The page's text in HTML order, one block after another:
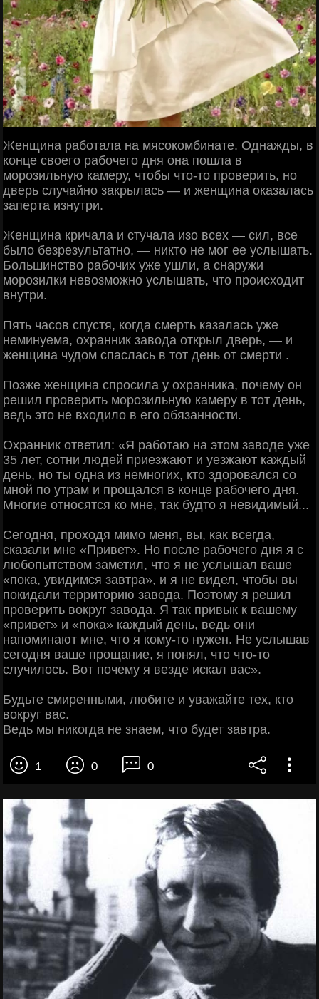
Женщина работала на мясокомбинате. Однажды, в
конце своего рабочего дня она пошла в
морозильную камеру, чтобы что-то проверить, но
дверь случайно закрылась — и женщина оказалась
заперта изнутри.
Женщина кричала и стучала изо всех — сил, все
было безрезультатно, — никто не мог ее услышать.
Большинство рабочих уже ушли, а снаружи
морозилки невозможно услышать, что происходит
внутри.
Пять часов спустя, когда смерть казалась уже
неминуема, охранник завода открыл дверь, — и
женщина чудом спаслась в тот день от смерти .
Позже женщина спросила у охранника, почему он
решил проверить морозильную камеру в тот день,
ведь это не входило в его обязанности.
Охранник ответил: «Я работаю на этом заводе уже
35 лет, сотни людей приезжают и уезжают каждый
день, но ты одна из немногих, кто здоровался со
мной по утрам и прощался в конце рабочего дня.
Многие относятся ко мне, так будто я невидимый...
Сегодня, проходя мимо меня, вы, как всегда,
сказали мне «Привет». Но после рабочего дня я с
любопытством заметил, что я не услышал ваше
«пока, увидимся завтра», и я не видел, чтобы вы
покидали территорию завода. Поэтому я решил
проверить вокруг завода. Я так привык к вашему
«привет» и «пока» каждый день, ведь они
напоминают мне, что я кому-то нужен. Не услышав
сегодня ваше прощание, я понял, что что-то
случилось. Вот почему я везде искал вас».
Будьте смиренными, любите и уважайте тех, кто
вокруг вас.
Ведь мы никогда не знаем, что будет завтра.
1 0 0